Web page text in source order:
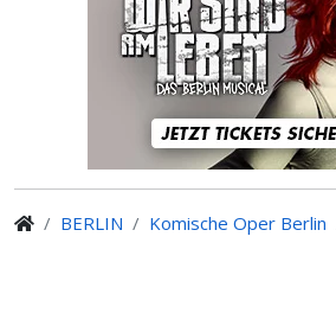
BERLIN Komische Oper Berlin